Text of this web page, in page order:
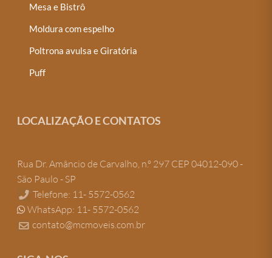
Mesa e Bistrô
Moldura com espelho
Poltrona avulsa e Giratória
Puff
LOCALIZAÇÃO E CONTATOS
Rua Dr. Amâncio de Carvalho, n.º 297 CEP 04012-090 -
São Paulo - SP
Telefone: 11- 5572-0562
WhatsApp: 11- 5572-0562
contato@mcmoveis.com.br